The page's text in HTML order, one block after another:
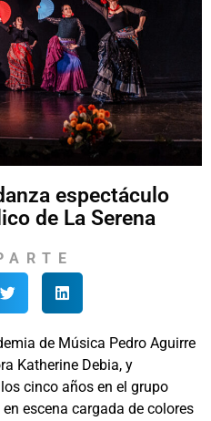
espectáculo
de La Serena
de Música Pedro Aguirre
Katherine Debia, y
cinco años en el grupo
escena cargada de colores